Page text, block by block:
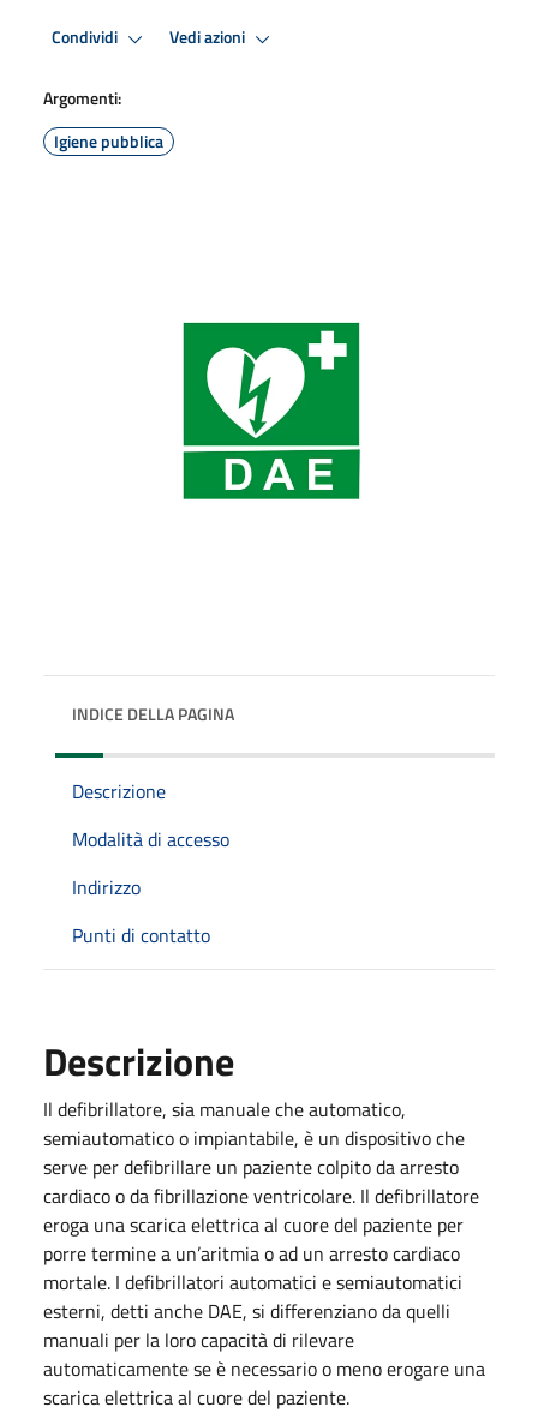
Condividi Vedi azioni
Argomenti:
Igiene pubblica
INDICE DELLA PAGINA
Descrizione
Modalità di accesso
Indirizzo
Punti di contatto
Descrizione
Il defibrillatore, sia manuale che automatico,
semiautomatico o impiantabile, è un dispositivo che
serve per defibrillare un paziente colpito da arresto
cardiaco o da fibrillazione ventricolare. Il defibrillatore
eroga una scarica elettrica al cuore del paziente per
porre termine a un’aritmia o ad un arresto cardiaco
mortale. I defibrillatori automatici e semiautomatici
esterni, detti anche DAE, si differenziano da quelli
manuali per la loro capacità di rilevare
automaticamente se è necessario o meno erogare una
scarica elettrica al cuore del paziente.